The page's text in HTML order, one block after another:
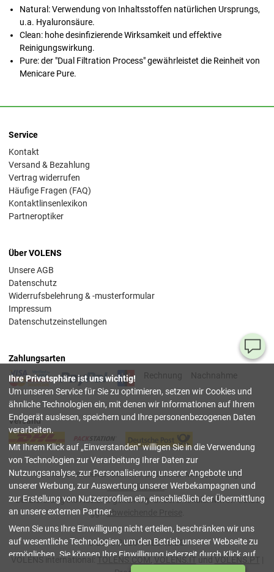
Natural: Verwendung von Inhaltsstoffen natürlichen Ursprungs,
u.a. Hyaluronsäure.
Clean: hohe desinfizierende Wirksamkeit und effektive
Reinigungswirkung.
Pure: der "Dual Filtration Process" gewährleistet die Reinheit von
Menicare Pure.
Service
Kontakt
Versand & Bezahlung
Vertrag widerrufen
Häufige Fragen (FAQ)
Kontaktlinsenlexikon
Partneroptiker
Über VOLENS
Unsere AGB
Datenschutz
Widerrufsbelehrung & -musterformular
Impressum
Datenschutzeinstellungen
Zahlungsarten
Rechnung
Nachnahme
Versand
Alle Preise verstehen sich inkl. deutscher Mwst, z.T. zzgl.
Versandkosten.
Bei Lieferung ins Ausland gelten wg. anderer lokaler Mwst.-Sätze
ggf.abweichende Preise
© 2003-2026 VOLENS.DE.
Ihre Privatsphäre ist uns wichtig!
Um unseren Service für Sie zu optimieren, setzen wir Cookies und
ähnliche Technologien ein, mit denen wir Informationen auf Ihrem
Endgerät auslesen, speichern und Ihre personenbezogenen Daten
verarbeiten.
Mit Ihrem Klick auf Einverstanden willigen Sie in die Verwendung
von Technologien zur Verarbeitung Ihrer Daten zur
Nutzungsanalyse, zur Personalisierung unserer Angebote und
unserer Werbung, zur Auswertung unserer Werbekampagnen und
zur Erstellung von Nutzerprofilen ein, einschließlich der Übermittlung
an unsere externen Partner.
Wenn Sie uns Ihre Einwilligung nicht erteilen, beschränken wir uns
auf wesentliche Technologien, um den Betrieb unserer Webseite zu
ermöglichen. Sie können Ihre Einwilligung jederzeit durch Klick auf
verwalten oder widerrufen. Weitere
Sie
schließen